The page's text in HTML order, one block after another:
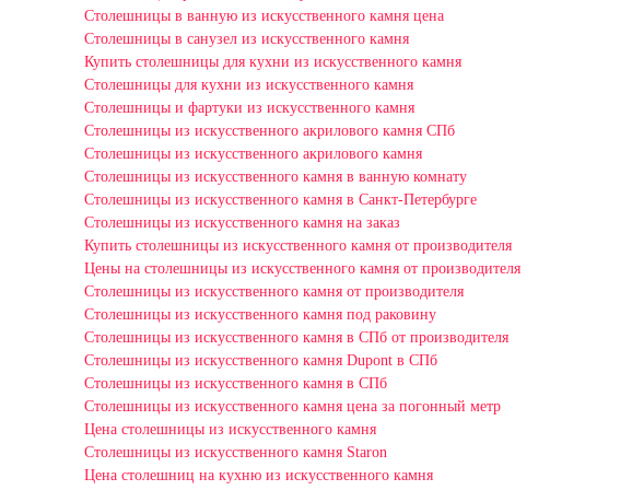
Столешницы в ванную из искусственного камня цена
Столешницы в санузел из искусственного камня
Купить столешницы для кухни из искусственного камня
Столешницы для кухни из искусственного камня
Столешницы и фартуки из искусственного камня
Столешницы из искусственного акрилового камня СПб
Столешницы из искусственного акрилового камня
Столешницы из искусственного камня в ванную комнату
Столешницы из искусственного камня в Санкт-Петербурге
Столешницы из искусственного камня на заказ
Купить столешницы из искусственного камня от производителя
Цены на столешницы из искусственного камня от производителя
Столешницы из искусственного камня от производителя
Столешницы из искусственного камня под раковину
Столешницы из искусственного камня в СПб от производителя
Столешницы из искусственного камня Dupont в СПб
Столешницы из искусственного камня в СПб
Столешницы из искусственного камня цена за погонный метр
Цена столешницы из искусственного камня
Столешницы из искусственного камня Staron
Цена столешниц на кухню из искусственного камня